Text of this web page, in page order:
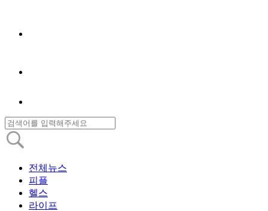
전체뉴스
피플
헬스
라이프